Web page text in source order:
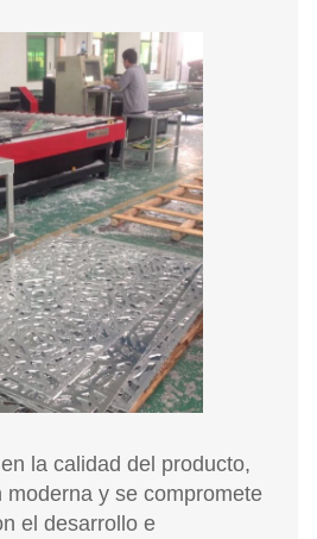
la calidad del producto,
moderna y se compromete
el desarrollo e